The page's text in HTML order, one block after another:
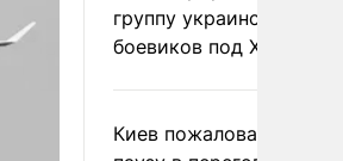
группу украинских
боевиков под
Киев пожаловался на